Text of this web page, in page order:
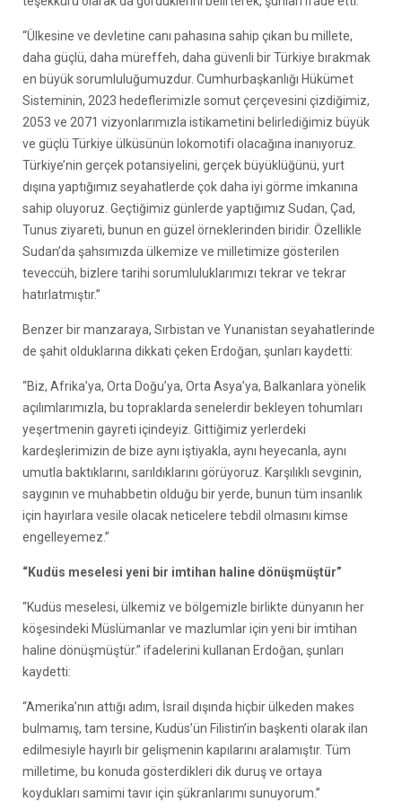
“Ülkesine ve devletine canı pahasına sahip çıkan bu millete,
daha güçlü, daha müreffeh, daha güvenli bir Türkiye bırakmak
en büyük sorumluluğumuzdur. Cumhurbaşkanlığı Hükümet
Sisteminin, 2023 hedeflerimizle somut çerçevesini çizdiğimiz,
2053 ve 2071 vizyonlarımızla istikametini belirlediğimiz büyük
ve güçlü Türkiye ülküsünün lokomotifi olacağına inanıyoruz.
Türkiye’nin gerçek potansiyelini, gerçek büyüklüğünü, yurt
dışına yaptığımız seyahatlerde çok daha iyi görme imkanına
sahip oluyoruz. Geçtiğimiz günlerde yaptığımız Sudan, Çad,
Tunus ziyareti, bunun en güzel örneklerinden biridir. Özellikle
Sudan’da şahsımızda ülkemize ve milletimize gösterilen
teveccüh, bizlere tarihi sorumluluklarımızı tekrar ve tekrar
hatırlatmıştır.”
Benzer bir manzaraya, Sırbistan ve Yunanistan seyahatlerinde
de şahit olduklarına dikkati çeken Erdoğan, şunları kaydetti:
“Biz, Afrika’ya, Orta Doğu’ya, Orta Asya’ya, Balkanlara yönelik
açılımlarımızla, bu topraklarda senelerdir bekleyen tohumları
yeşertmenin gayreti içindeyiz. Gittiğimiz yerlerdeki
kardeşlerimizin de bize aynı iştiyakla, aynı heyecanla, aynı
umutla baktıklarını, sarıldıklarını görüyoruz. Karşılıklı sevginin,
saygının ve muhabbetin olduğu bir yerde, bunun tüm insanlık
için hayırlara vesile olacak neticelere tebdil olmasını kimse
engelleyemez.”
“Kudüs meselesi yeni bir imtihan haline dönüşmüştür”
“Kudüs meselesi, ülkemiz ve bölgemizle birlikte dünyanın her
köşesindeki Müslümanlar ve mazlumlar için yeni bir imtihan
haline dönüşmüştür.” ifadelerini kullanan Erdoğan, şunları
kaydetti:
“Amerika’nın attığı adım, İsrail dışında hiçbir ülkeden makes
bulmamış, tam tersine, Kudüs’ün Filistin’in başkenti olarak ilan
edilmesiyle hayırlı bir gelişmenin kapılarını aralamıştır. Tüm
milletime, bu konuda gösterdikleri dik duruş ve ortaya
koydukları samimi tavır için şükranlarımı sunuyorum.”